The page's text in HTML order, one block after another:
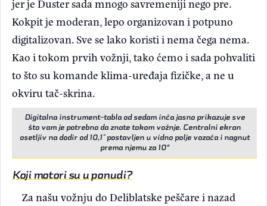
jer je Duster sada mnogo savremeniji nego pre.
Kokpit je moderan, lepo organizovan i potpuno
digitalizovan. Sve se lako koristi i nema čega nema.
Kao i tokom prvih vožnji, tako ćemo i sada pohvaliti
to što su komande klima-uređaja fizičke, a ne u
okviru tač-skrina.
Digitalna instrument-tabla od sedam inča jasno prikazuje sve
što vam je potrebno da znate tokom vožnje. Centralni ekran
osetljiv na dodir od 10,1“ postavljen u vidno polje vozača i nagnut
prema njemu za 10°
Koji motori su u ponudi?
Za našu vožnju do Deliblatske peščare i nazad